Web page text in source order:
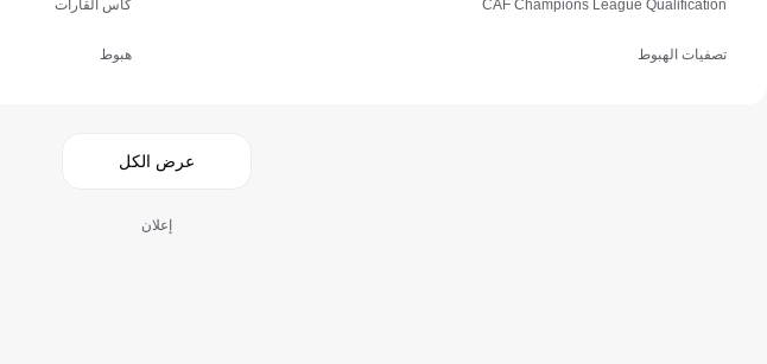
CAF Champions League Qualification كأس القارات
تصفيات الهبوط هبوط
عرض الكل
إعلان